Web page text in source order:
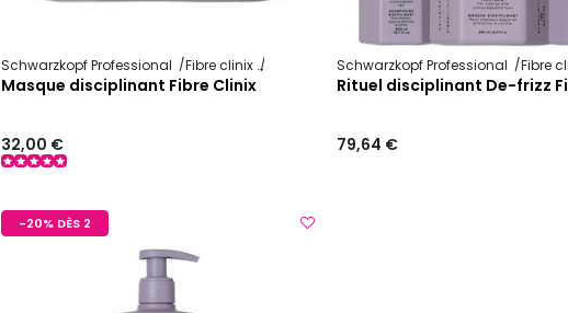
Schwarzkopf Professional Fibre clinix
Masque disciplinant Fibre Clinix
32,00 €
Schwarzkopf Professional Fibre
Rituel disciplinant De-frizz
79,64 €
-20% DÈS 2